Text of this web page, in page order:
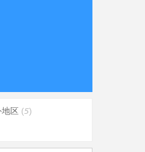
地区 (5)